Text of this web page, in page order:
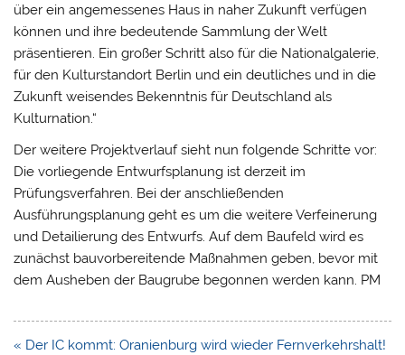
über ein angemessenes Haus in naher Zukunft verfügen
können und ihre bedeutende Sammlung der Welt
präsentieren. Ein großer Schritt also für die Nationalgalerie,
für den Kulturstandort Berlin und ein deutliches und in die
Zukunft weisendes Bekenntnis für Deutschland als
Kulturnation.“
Der weitere Projektverlauf sieht nun folgende Schritte vor:
Die vorliegende Entwurfsplanung ist derzeit im
Prüfungsverfahren. Bei der anschließenden
Ausführungsplanung geht es um die weitere Verfeinerung
und Detailierung des Entwurfs. Auf dem Baufeld wird es
zunächst bauvorbereitende Maßnahmen geben, bevor mit
dem Ausheben der Baugrube begonnen werden kann. PM
Beitragsnavigation
« Der IC kommt: Oranienburg wird wieder Fernverkehrshalt!